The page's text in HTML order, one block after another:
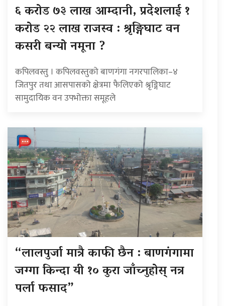
६ करोड ७३ लाख आम्दानी, प्रदेशलाई १
करोड २२ लाख राजस्व : श्रृङ्गिघाट वन
कसरी बन्यो नमूना ?
कपिलवस्तु । कपिलवस्तुको बाणगंगा नगरपालिका–४
जितपुर तथा आसपासको क्षेत्रमा फैलिएको श्रृङ्गिघाट
सामुदायिक वन उपभोक्ता समूहले
“लालपुर्जा मात्रै काफी छैन : बाणगंगामा
जग्गा किन्दा यी १० कुरा जाँच्नुहोस् नत्र
पर्ला फसाद”